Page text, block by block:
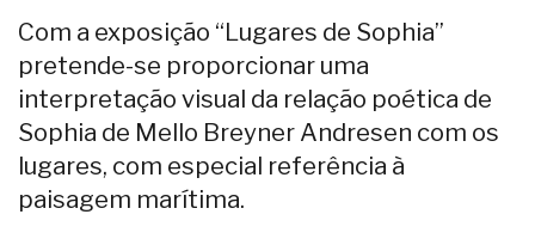
Com a exposição “Lugares de Sophia”
pretende-se proporcionar uma
interpretação visual da relação poética de
Sophia de Mello Breyner Andresen com os
lugares, com especial referência à
paisagem marítima.